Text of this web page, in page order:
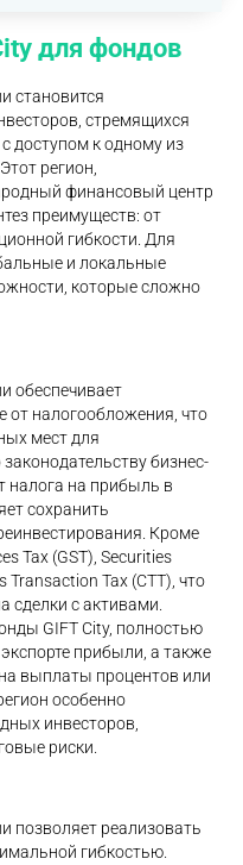
для фондов
становится
стремящихся
доступом к одному из
регион,
финансовый центр
преимуществ: от
гибкости. Для
и локальные
которые сложно
обеспечивает
от налогообложения, что
мест для
бизнес-
налога на прибыль в
сохранить
Кроме
Tax (GST), Securities
Transaction Tax (CTT), что
сделки с активами.
GIFT City, полностью
прибыли, а также
выплаты процентов или
особенно
инвесторов,
риски.
позволяет реализовать
гибкостью.